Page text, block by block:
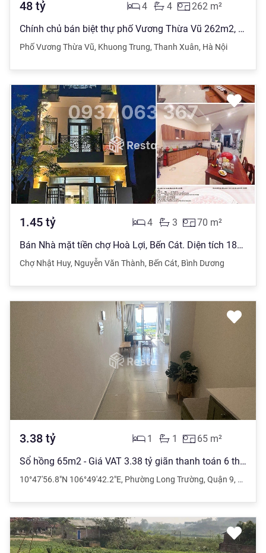
48 tỷ 262 m²
4
4
Chính chủ bán biệt thự phố Vương Thừa Vũ 262m2, mặt tiền 12, kinh doanh ô tô tránh chỉ 183tr/m
Phố Vương Thừa Vũ, Khuong Trung, Thanh Xuân, Hà Nội
1.45 tỷ 70 m²
3
4
Bán Nhà mặt tiền chợ Hoà Lợi, Bến Cát. Diện tích 180 m2 khu chợ Nhật Huy, Nguyễn Văn Thành giá 1,45 tỷ đồng
Chợ Nhật Huy, Nguyễn Văn Thành, Bến Cát, Bình Dương
3.38 tỷ 65 m²
1
1
Sổ hồng 65m2 - Giá VAT 3.38 tỷ giãn thanh toán 6 tháng - 1PN1WC MT Q9
10°47'56.8"N 106°49'42.2"E, Phường Long Trường, Quận 9, Hồ Chí